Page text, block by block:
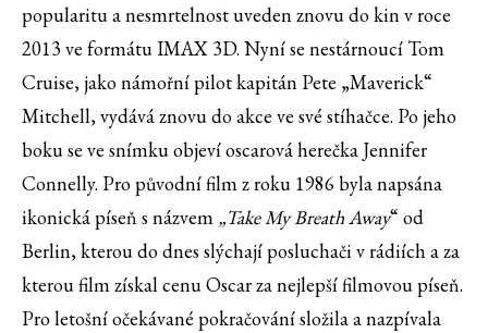
popularitu a nesmrtelnost uveden znovu do kin v roce
2013 ve formátu IMAX 3D. Nyní se nestárnoucí Tom
Cruise, jako námořní pilot kapitán Pete „Maverick“
Mitchell, vydává znovu do akce ve své stíhačce. Po jeho
boku se ve snímku objeví oscarová herečka Jennifer
Connelly. Pro původní film z roku 1986 byla napsána
ikonická píseň s názvem „Take My Breath Away“ od
Berlin, kterou do dnes slýchají posluchači v rádiích a za
kterou film získal cenu Oscar za nejlepší filmovou píseň.
Pro letošní očekávané pokračování složila a nazpívala